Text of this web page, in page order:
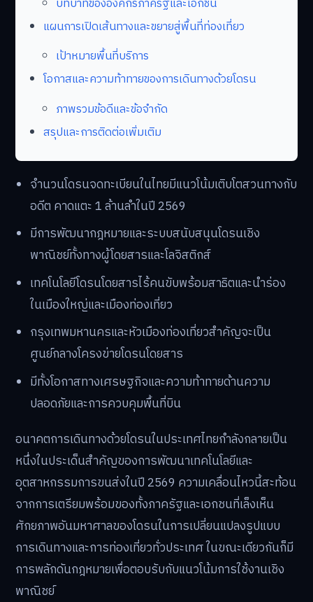
แผนการเปิดเส้นทางและขยายสู่พื้นที่ท่องเที่ยว
เป้าหมายพื้นที่บริการ
โอกาสและความท้าทายของการเดินทางด้วยโดรน
ภาพรวมข้อดีและข้อจำกัด
สรุปและการติดต่อเพิ่มเติม
จำนวนโดรนจดทะเบียนในไทยมีแนวโน้มเติบโตสวนทางกับ
อดีต คาดแตะ 1 ล้านลำในปี 2569
มีการพัฒนากฎหมายและระบบสนับสนุนโดรนเชิง
พาณิชย์ทั้งทางผู้โดยสารและโลจิสติกส์
เทคโนโลยีโดรนโดยสารไร้คนขับพร้อมสาธิตและนำร่อง
ในเมืองใหญ่และเมืองท่องเที่ยว
กรุงเทพมหานครและหัวเมืองท่องเที่ยวสำคัญจะเป็น
ศูนย์กลางโครงข่ายโดรนโดยสาร
มีทั้งโอกาสทางเศรษฐกิจและความท้าทายด้านความ
ปลอดภัยและการควบคุมพื้นที่บิน
อนาคตการเดินทางด้วยโดรนในประเทศไทยกำลังกลายเป็น
หนึ่งในประเด็นสำคัญของการพัฒนาเทคโนโลยีและ
อุตสาหกรรมการขนส่งในปี 2569 ความเคลื่อนไหวนี้สะท้อน
จากการเตรียมพร้อมของทั้งภาครัฐและเอกชนที่เล็งเห็น
ศักยภาพอันมหาศาลของโดรนในการเปลี่ยนแปลงรูปแบบ
การเดินทางและการท่องเที่ยวทั่วประเทศ ในขณะเดียวกันก็มี
การพลักดันกฎหมายเพื่อตอบรับกับแนวโน้มการใช้งานเชิง
พาณิชย์